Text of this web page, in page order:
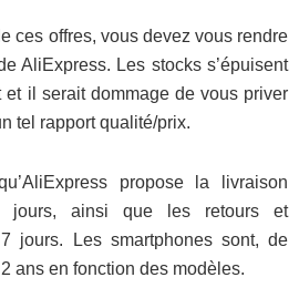
ces offres, vous devez vous rendre
AliExpress. Les stocks s’épuisent
et il serait dommage de vous priver
tel rapport qualité/prix.
propose la livraison
ainsi que les retours et
jours. Les smartphones sont, de
ans en fonction des modèles.